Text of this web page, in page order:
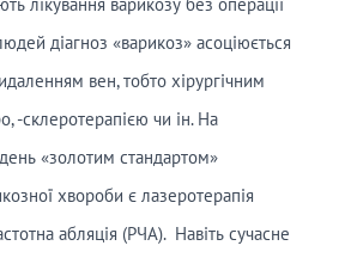
лікування варикозу без операції
діагноз «варикоз» асоціюється
вен, тобто хірургічним
-склеротерапією чи ін. На
«золотим стандартом»
хвороби є лазеротерапія
абляція (РЧА). Навіть сучасне